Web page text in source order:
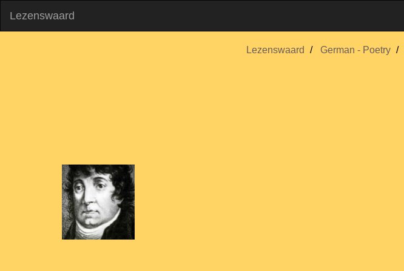
Lezenswaard
Lezenswaard German - Poetry